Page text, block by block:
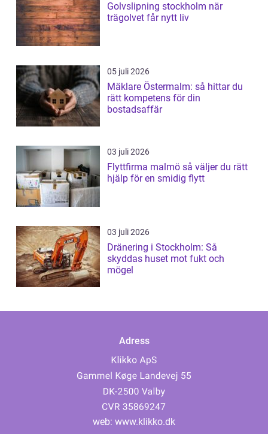
Golvslipning stockholm när
trägolvet får nytt liv
05 juli 2026
Mäklare Östermalm: så hittar du
rätt kompetens för din
bostadsaffär
03 juli 2026
Flyttfirma malmö så väljer du rätt
hjälp för en smidig flytt
03 juli 2026
Dränering i Stockholm: Så
skyddas huset mot fukt och
mögel
Adress
web: www.klikko.dk